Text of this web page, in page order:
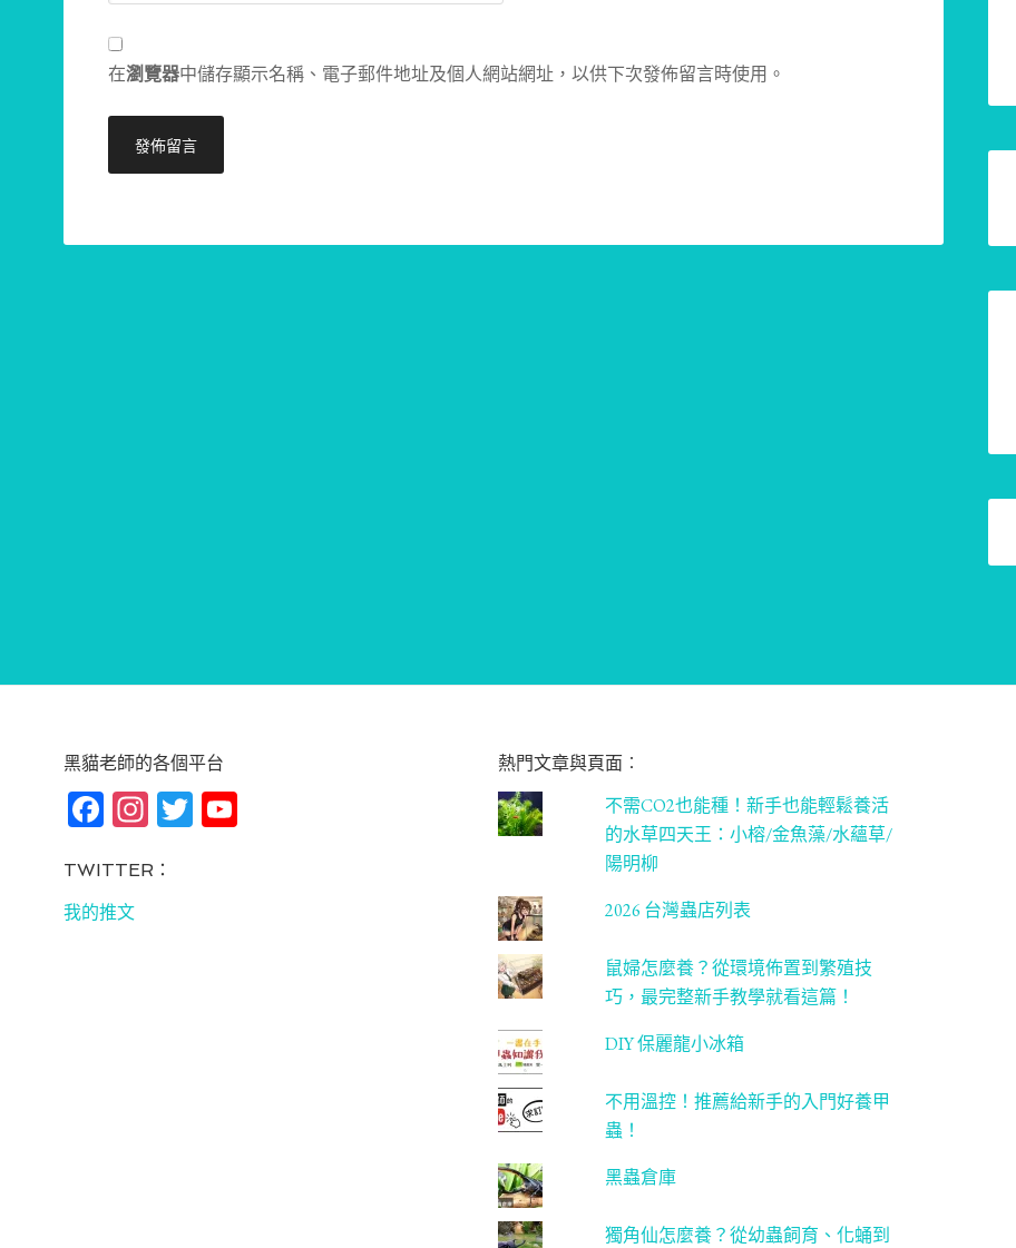
在瀏覽器中儲存顯示名稱、電子郵件地址及個人網站網址，以供下次發佈留言時使用。
黑貓老師的各個平台
Fa
bo
ok
In
ag
T
TWITTER：
我的推文
熱門文章與頁面︰
不需CO2也能種！新手也能輕鬆養活
的水草四天王：小榕/金魚藻/水蘊草/
陽明柳
2026 台灣蟲店列表
鼠婦怎麼養？從環境佈置到繁殖技
巧，最完整新手教學就看這篇！
DIY 保麗龍小冰箱
不用溫控！推薦給新手的入門好養甲
蟲！
黑蟲倉庫
獨角仙怎麼養？從幼蟲飼育、化蛹到